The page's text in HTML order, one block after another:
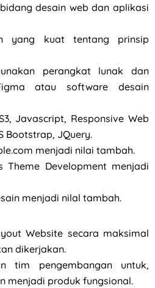
desain web dan aplikasi
yang kuat tentang prinsip
perangkat lunak dan
atau software desain
Javascript, Responsive Web
Bootstrap, JQuery.
menjadi nilai tambah.
Theme Development menjadi
menjadi nilal tambah.
Website secara maksimal
dikerjakan.
tim pengembangan untuk,
menjadi produk fungsional.